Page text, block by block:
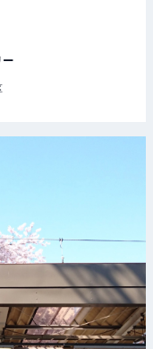
ー